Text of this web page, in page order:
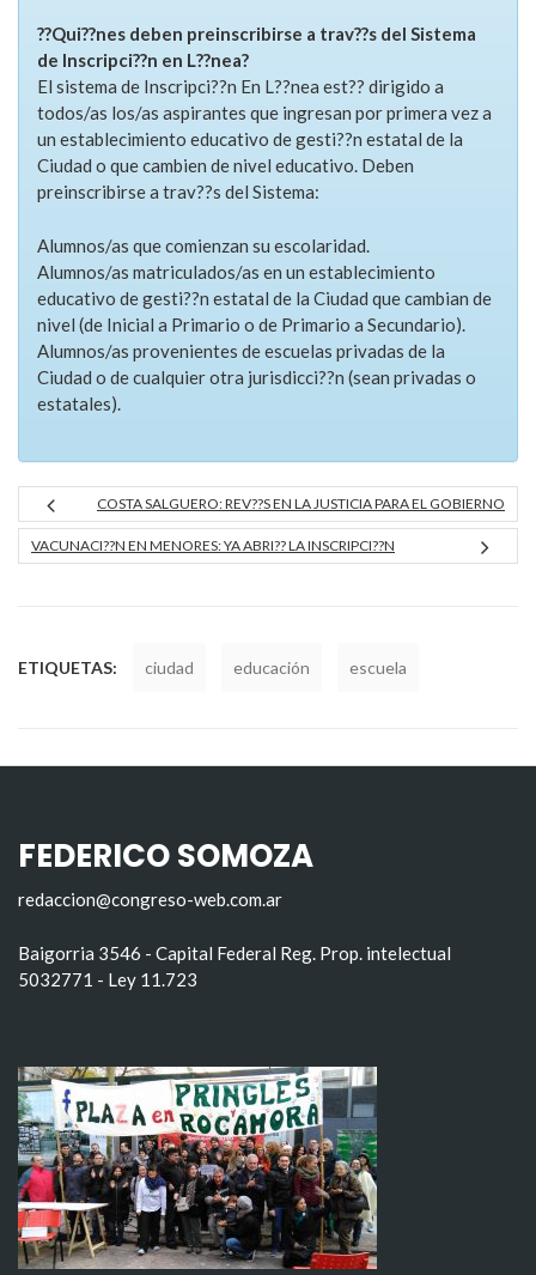
??Qui??nes deben preinscribirse a trav??s del Sistema
de Inscripci??n en L??nea?
El sistema de Inscripci??n En L??nea est?? dirigido a
todos/as los/as aspirantes que ingresan por primera vez a
un establecimiento educativo de gesti??n estatal de la
Ciudad o que cambien de nivel educativo. Deben
preinscribirse a trav??s del Sistema:
Alumnos/as que comienzan su escolaridad.
Alumnos/as matriculados/as en un establecimiento
educativo de gesti??n estatal de la Ciudad que cambian de
nivel (de Inicial a Primario o de Primario a Secundario).
Alumnos/as provenientes de escuelas privadas de la
Ciudad o de cualquier otra jurisdicci??n (sean privadas o
estatales).
COSTA SALGUERO: REV??S EN LA JUSTICIA PARA EL GOBIERNO
VACUNACI??N EN MENORES: YA ABRI?? LA INSCRIPCI??N
ETIQUETAS: ciudad educación escuela
FEDERICO SOMOZA
redaccion@congreso-web.com.ar
Baigorria 3546 - Capital Federal Reg. Prop. intelectual
5032771 - Ley 11.723